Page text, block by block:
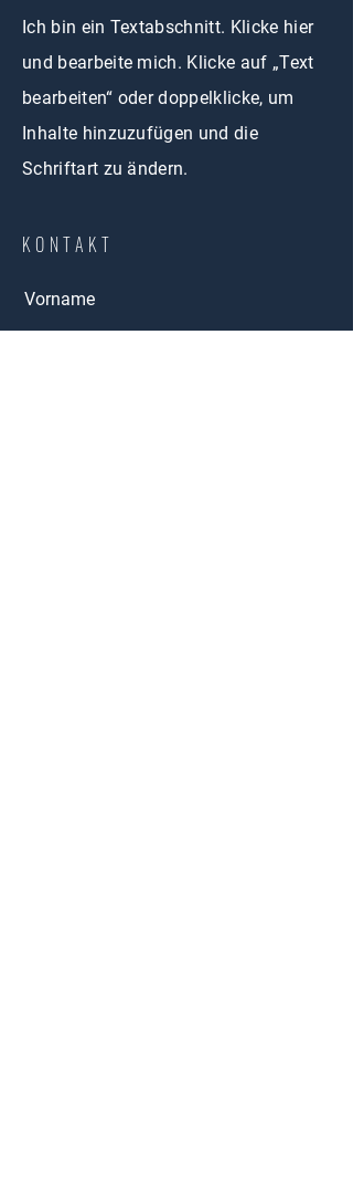
Ich bin ein Textabschnitt. Klicke hier
und bearbeite mich. Klicke auf „Text
bearbeiten“ oder doppelklicke, um
Inhalte hinzuzufügen und die
Schriftart zu ändern.
KONTAKT
Vorname